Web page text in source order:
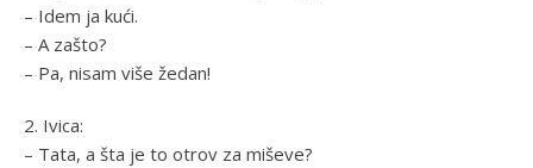
– Idem ja kući.
– A zašto?
– Pa, nisam više žedan!
2. Ivica:
– Tata, a šta je to otrov za miševe?